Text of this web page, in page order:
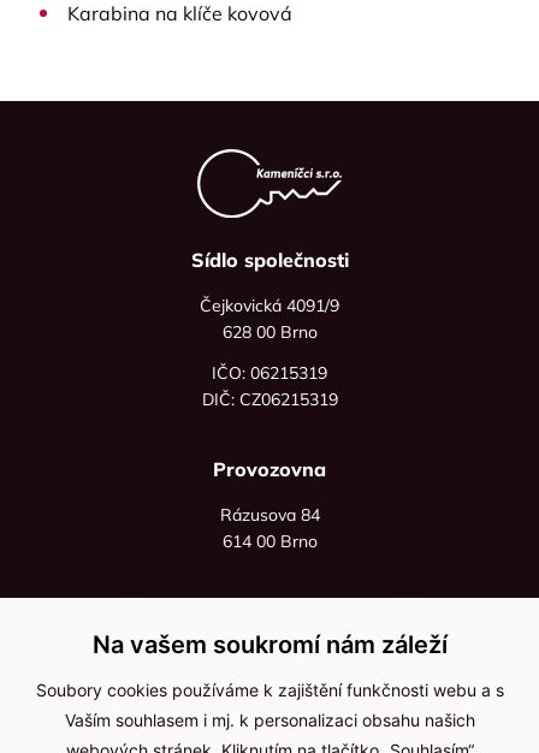
Karabina na klíče kovová
Sídlo společnosti
Čejkovická 4091/9
628 00 Brno
IČO: 06215319
DIČ: CZ06215319
Provozovna
Rázusova 84
614 00 Brno
+420 736 535 066
Po - pá: 8:00 - 16:00
info@jma-kam.cz
Na vašem soukromí nám záleží
Soubory cookies používáme k zajištění funkčnosti webu a s
Vaším souhlasem i mj. k personalizaci obsahu našich